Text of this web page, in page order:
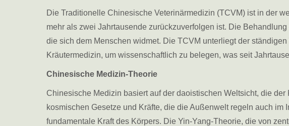
Die Traditionelle Chinesische Veterinärmedizin (TCVM) ist in der
mehr als zwei Jahrtausende zurückzuverfolgen ist. Die
die sich dem Menschen widmet. Die TCVM unterliegt der
Kräutermedizin, um wissenschaftlich zu belegen, was seit
Chinesische Medizin-Theorie
Chinesische Medizin basiert auf der daoistischen Weltsicht, die
kosmischen Gesetze und Kräfte, die die Außenwelt regeln auch im
fundamentale Kraft des Körpers. Die Yin-Yang-Theorie, die von